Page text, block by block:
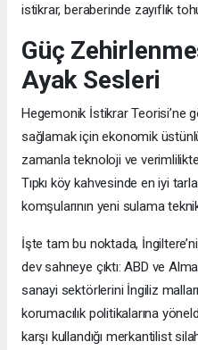
istikrar, beraberinde zayıflık
Güç
Ayak Sesleri
Hegemonik İstikrar Teorisi’ne
sağlamak için ekonomik
zamanla teknoloji ve
Tıpkı köy kahvesinde en iyi
komşularının yeni sulama
İşte tam bu noktada,
dev sahneye çıktı: ABD ve
sanayi sektörlerini İngiliz
korumacılık politikalarına
karşı kullandığı merkantilist